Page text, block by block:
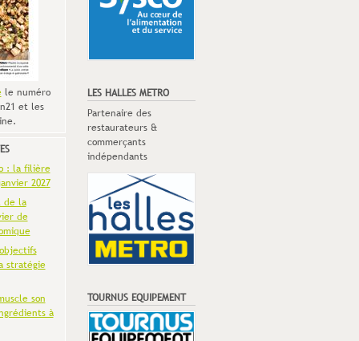
le numéro
et les
: la filière
2027
de la
de
stratégie
son
à
LES HALLES METRO
Partenaire des
restaurateurs &
commerçants
indépendants
TOURNUS EQUIPEMENT